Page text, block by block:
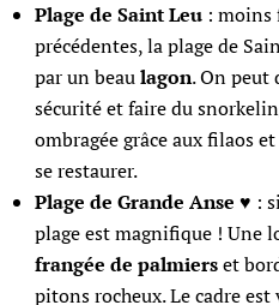
Plage de Saint Leu : moins
précédentes, la plage de
par un beaulagon. On peut
sécurité et faire du
ombragée grâce aux filaos
se restaurer.
Plage de Grande Anse ♥ :
plage est magnifique ! Une
frangée de palmierset
pitons rocheux. Le cadre